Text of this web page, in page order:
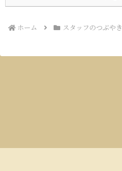
ホーム スタッフのつぶやき